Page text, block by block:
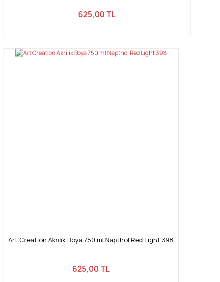
625,00 TL
Art Creation Akrilik Boya 750 ml Napthol Red Light 398
625,00 TL